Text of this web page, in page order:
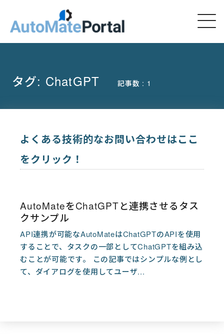
タグ: ChatGPT 記事数 : 1
よくある技術的なお問い合わせはここ
をクリック！
AutoMateをChatGPTと連携させるタス
クサンプル
API連携が可能なAutoMateはChatGPTのAPIを使用
することで、タスクの一部としてChatGPTを組み込
むことが可能です。 この記事ではシンプルな例とし
て、ダイアログを使用してユーザ...